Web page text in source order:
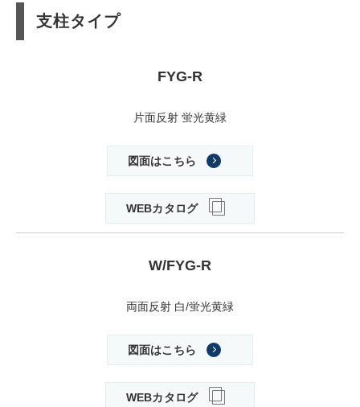
支柱タイプ
FYG-R
片面反射 蛍光黄緑
図面はこちら
WEBカタログ
W/FYG-R
両面反射 白/蛍光黄緑
図面はこちら
WEBカタログ